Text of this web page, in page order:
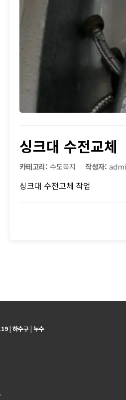
싱크대 수전교체
카테고리: 수도꼭지 작성자:
싱크대 수전교체 작업
| 하수구 | 누수